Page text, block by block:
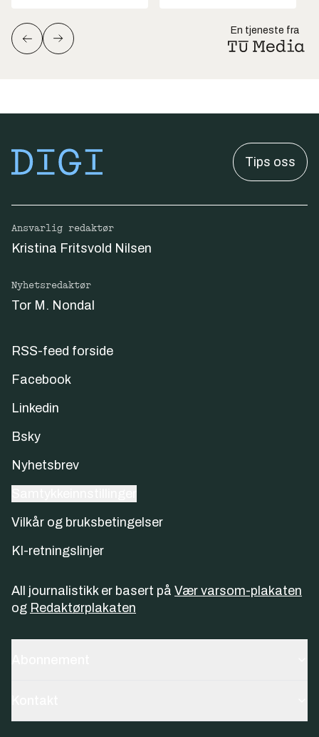
En tjeneste fra
Tips oss
Ansvarlig redaktør
Kristina Fritsvold Nilsen
Nyhetsredaktør
Tor M. Nondal
RSS-feed forside
Facebook
Linkedin
Bsky
Nyhetsbrev
Vilkår og bruksbetingelser
KI-retningslinjer
All journalistikk er basert på Vær varsom-plakaten
og Redaktørplakaten